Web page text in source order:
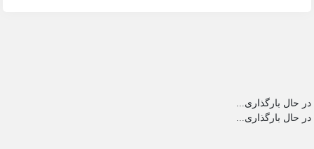
در حال بارگذاری...
در حال بارگذاری...